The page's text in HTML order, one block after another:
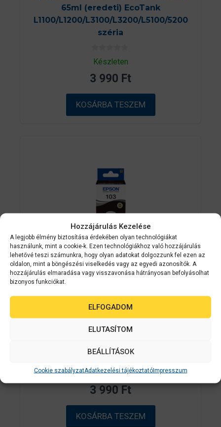
Hozzájárulás Kezelése
A legjobb élmény biztosítása érdekében olyan technológiákat
használunk, mint a cookie-k. Ezen technológiákhoz való hozzájárulás
lehetővé teszi számunkra, hogy olyan adatokat dolgozzunk fel ezen az
oldalon, mint a böngészési viselkedés vagy az egyedi azonosítók. A
hozzájárulás elmaradása vagy visszavonása hátrányosan befolyásolhat
bizonyos funkciókat.
ELFOGADOM
ELUTASÍTOM
BEÁLLÍTÁSOK
Cookie szabályzatAdatkezelési tájékoztatóImpresszum
65ml (eredeti) EcoTank
L1100/L1200/L3100/L3200/L5100/5200
széria
0
a
5
b
ő
l
Készleten
3 990 Ft
KOSÁRBA TESZEM
Epson No.103 (T00S1) black tinta 65ml
(eredeti) EcoTank
L1100/L1200/L3100/L3200/L5100/5200
0
z
5
b
ő
l
Készleten
3 990 Ft
KOSÁRBA TESZEM